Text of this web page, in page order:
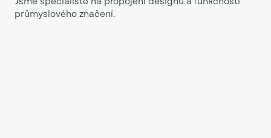
průmyslového značení.